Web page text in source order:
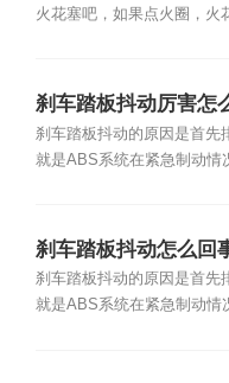
火花塞吧，如果点火圈，火
刹车踏板抖动厉害怎
刹车踏板抖动的原因是首先
就是ABS系统在紧急制动情
刹车踏板抖动怎么回
刹车踏板抖动的原因是首先
就是ABS系统在紧急制动情